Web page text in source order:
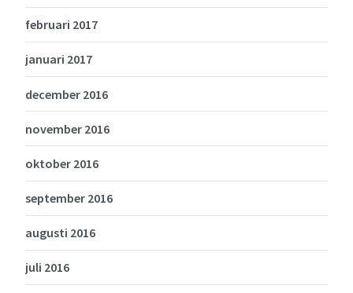
februari 2017
januari 2017
december 2016
november 2016
oktober 2016
september 2016
augusti 2016
juli 2016